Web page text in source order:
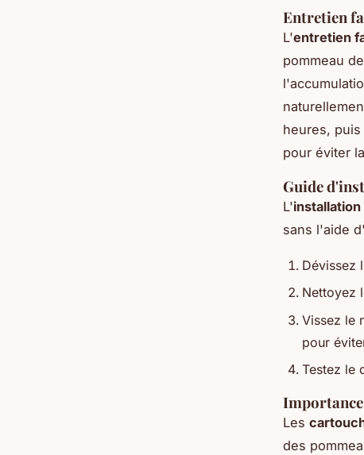
Entretien
L'entretien
pommeau
heures,
pour éviter
Guide
L'
sans l'aide
Dévissez
Nettoyez
Vissez le
pour
Testez le
Les
des